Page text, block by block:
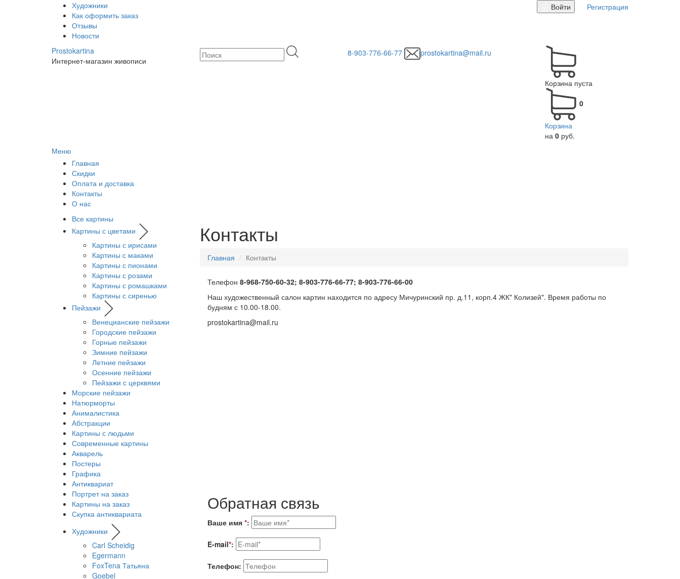
Художники
Как оформить заказ
Отзывы
Новости
Войти Регистрация
Prostokartina
Интернет-магазин живописи
8-903-776-66-77 prostokartina@mail.ru
Корзина пуста
0
Корзина
на 0 руб.
Меню
Главная
Скидки
Оплата и доставка
Контакты
О нас
Все картины
Картины с цветами
Картины с ирисами
Картины с маками
Картины с пионами
Картины с розами
Картины с ромашками
Картины с сиренью
Пейзажи
Венецианские пейзажи
Городские пейзажи
Горные пейзажи
Зимние пейзажи
Летние пейзажи
Осенние пейзажи
Пейзажи с церквями
Морские пейзажи
Натюрморты
Анималистика
Абстракции
Картины с людьми
Современные картины
Акварель
Постеры
Графика
Антиквариат
Портрет на заказ
Картины на заказ
Скупка антиквариата
Художники
Carl Scheidig
Egermann
FoxTena Татьяна
Goebel
Контакты
Главная Контакты
Телефон 8-968-750-60-32; 8-903-776-66-77; 8-903-776-66-00
Наш художественный салон картин находится по адресу Мичуринский пр. д.11, корп.4 ЖК" Колизей". Время работы по
будням с 10.00-18.00.
prostokartina@mail.ru
Обратная связь
Ваше имя *:
E-mail*:
Телефон: